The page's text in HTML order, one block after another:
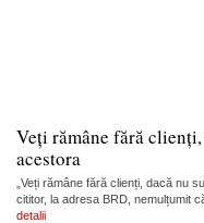
Veți rămâne fără
acestora
„Veți rămâne fără clienți, dacă nu
cititor, la adresa BRD, nemulțumit
detalii